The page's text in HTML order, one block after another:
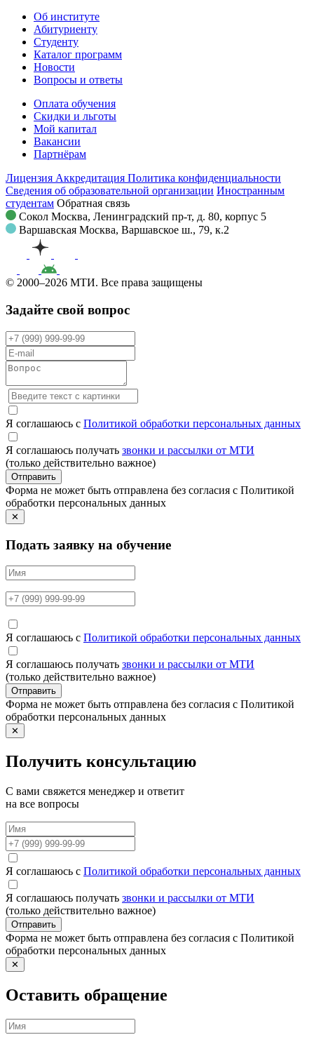
Об институте
Абитуриенту
Студенту
Каталог программ
Новости
Вопросы и ответы
Оплата обучения
Скидки и льготы
Мой капитал
Вакансии
Партнёрам
Лицензия Аккредитация Политика конфиденциальности
Сведения об образовательной организации Иностранным
студентам Обратная связь
Сокол Москва, Ленинградский пр-т, д. 80, корпус 5
Варшавская Москва, Варшавское ш., 79, к.2
© 2000–2026 МТИ. Все права защищены
Задайте свой вопрос
Я соглашаюсь с Политикой обработки персональных данных
Я соглашаюсь получать звонки и рассылки от МТИ
(только действительно важное)
Отправить
Форма не может быть отправлена без согласия с Политикой
обработки персональных данных
✕
Подать заявку на обучение
Я соглашаюсь с Политикой обработки персональных данных
Я соглашаюсь получать звонки и рассылки от МТИ
(только действительно важное)
Отправить
Форма не может быть отправлена без согласия с Политикой
обработки персональных данных
✕
Получить консультацию
С вами свяжется менеджер и ответит
на все вопросы
Я соглашаюсь с Политикой обработки персональных данных
Я соглашаюсь получать звонки и рассылки от МТИ
(только действительно важное)
Отправить
Форма не может быть отправлена без согласия с Политикой
обработки персональных данных
✕
Оставить обращение